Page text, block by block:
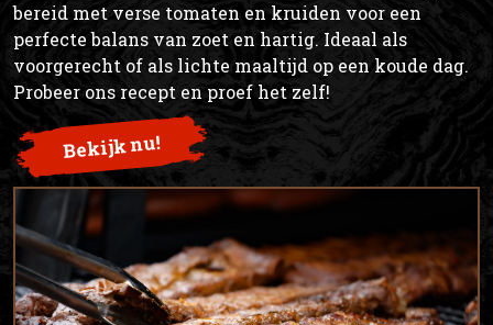
bereid met verse tomaten en kruiden voor een
perfecte balans van zoet en hartig. Ideaal als
voorgerecht of als lichte maaltijd op een koude dag.
Probeer ons recept en proef het zelf!
Bekijk nu!